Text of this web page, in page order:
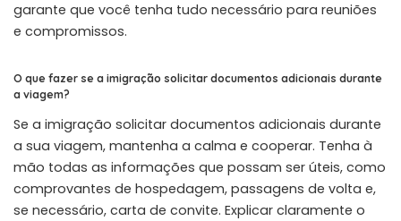
garante que você tenha tudo necessário para reuniões
e compromissos.
O que fazer se a imigração solicitar documentos adicionais durante
a viagem?
Se a imigração solicitar documentos adicionais durante
a sua viagem, mantenha a calma e cooperar. Tenha à
mão todas as informações que possam ser úteis, como
comprovantes de hospedagem, passagens de volta e,
se necessário, carta de convite. Explicar claramente o